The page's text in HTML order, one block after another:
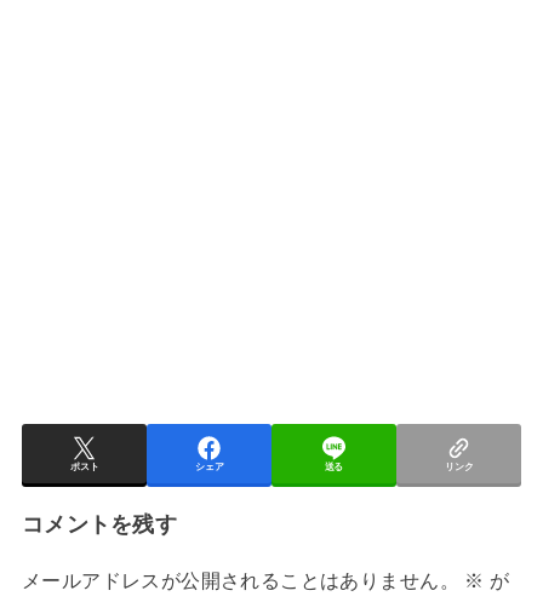
ポスト シェア 送る リンク
コメントを残す
メールアドレスが公開されることはありません。 ※ が